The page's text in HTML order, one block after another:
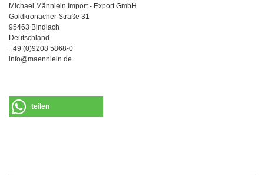
Michael Männlein Import - Export GmbH
Goldkronacher Straße 31
95463 Bindlach
Deutschland
+49 (0)9208 5868-0
info@maennlein.de
teilen